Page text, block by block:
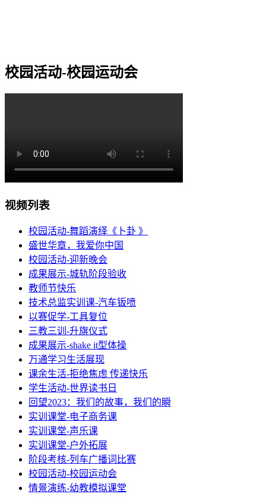
校园活动-校园运动会
视频列表
校园活动-舞蹈演绎《卜卦 》
盛世华章，我爱你中国
校园活动-迎新晚会
成果展示-城轨阶段验收
教师节快乐
技术总监实训课-汽车钣喷
以赛促学-工具复位
三教三训-升旗仪式
成果展示-shake it型体操
万通学习生活展现
课余生活-拒绝焦虑 传递快乐
学生活动-世界读书日
回望2023：我们的故事，我们的瞬
实训课堂-电子商务课
实训课堂-声乐课
实训课堂-户外拓展
阶段考核-列车广播词比赛
校园活动-校园运动会
情景演练-幼教模拟课堂